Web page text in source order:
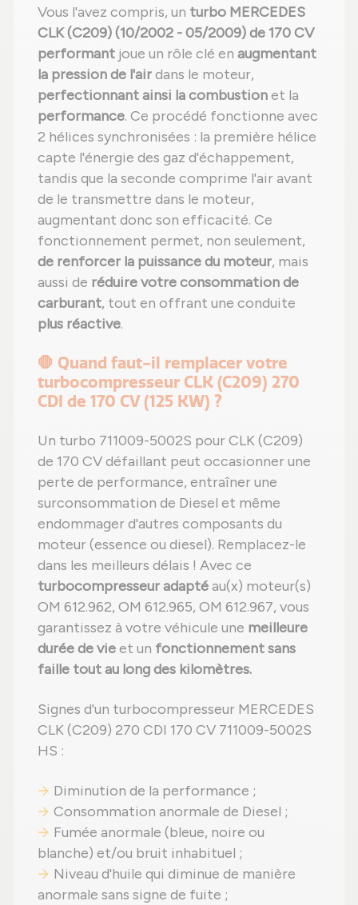
Vous l'avez compris, un turbo MERCEDES
CLK (C209) (10/2002 - 05/2009) de 170 CV
performant joue un rôle clé en augmentant
la pression de l'airdans le moteur,
perfectionnant ainsi la combustionet la
performance. Ce procédé fonctionne avec
2 hélices synchronisées : la première hélice
capte l'énergie des gaz d'échappement,
tandis que la seconde comprime l'air avant
de le transmettre dans le moteur,
augmentant donc son efficacité. Ce
fonctionnement permet, non seulement,
de renforcer la puissance du moteur, mais
aussi de réduire votre consommation de
carburant, tout en offrant une conduite
plus réactive.
🛑 Quand faut-il remplacer votre
turbocompresseur CLK (C209) 270
CDI de 170 CV (125 KW) ?
Un turbo 711009-5002S pour CLK (C209)
de 170 CV défaillant peut occasionner une
perte de performance, entraîner une
surconsommation de Diesel et même
endommager d'autres composants du
moteur (essence ou diesel). Remplacez-le
dans les meilleurs délais ! Avec ce
turbocompresseur adaptéau(x) moteur(s)
OM 612.962, OM 612.965, OM 612.967, vous
garantissez à votre véhicule une meilleure
durée de vieet un fonctionnement sans
faille tout au long des kilomètres.
Signes d'un turbocompresseur MERCEDES
CLK (C209) 270 CDI 170 CV 711009-5002S
HS :
Diminution de la performance ;
Consommation anormale de Diesel ;
Fumée anormale (bleue, noire ou
blanche) et/ou bruit inhabituel ;
Niveau d'huile qui diminue de manière
anormale sans signe de fuite ;